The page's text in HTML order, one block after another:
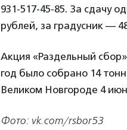
931-517-45-85. За сдачу
рублей, за градусник —
Акция «Раздельный
год было собрано 14
Великом Новгороде 4
Фото: vk.com/rsbor53